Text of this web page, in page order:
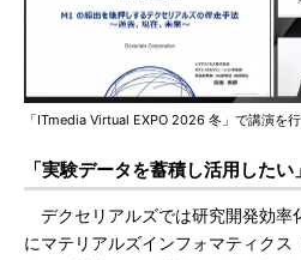
「ITmedia Virtual EXPO 2026 冬」で講演を
「実験データを蓄積し活用した
デクセリアルズでは研究開発効率
にマテリアルズインフォマティクス